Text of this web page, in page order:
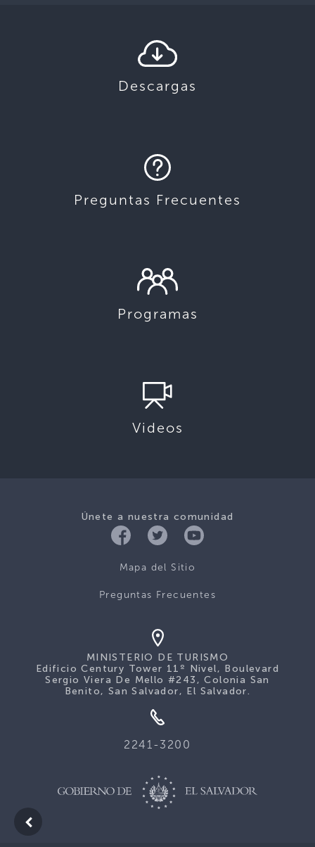
Descargas
Preguntas Frecuentes
Programas
Videos
Únete a nuestra comunidad
Mapa del Sitio
Preguntas Frecuentes
MINISTERIO DE TURISMO
Edificio Century Tower 11º Nivel, Boulevard
Sergio Viera De Mello #243, Colonia San
Benito, San Salvador, El Salvador.
2241-3200